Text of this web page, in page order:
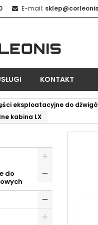
E-mail:
KONTAKT
eksploatacyjne do
kabina LX
do